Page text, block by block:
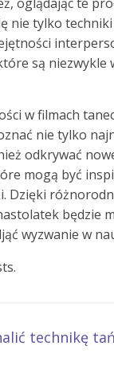
nie tylko
są niezwykle
w filmach
nie tylko
odkrywać
mogą być
Dzięki
będzie
wyzwanie w
technikę